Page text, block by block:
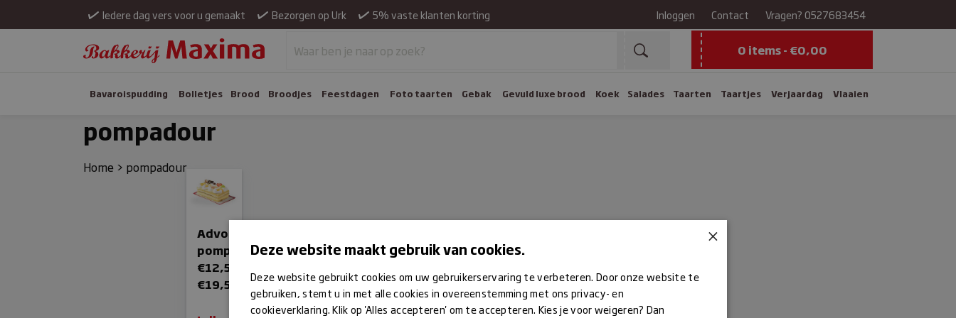
Iedere dag vers voor u gemaakt Bezorgen op Urk 5% vaste klanten korting Inloggen Contact Vragen? 0527683454
0 items - €0,00
Bavaroispudding Bolletjes Brood Broodjes Feestdagen Foto taarten Gebak Gevuld luxe brood Koek Salades Taarten Taartjes Verjaardag Vlaaien
pompadour
Home > pompadour
Advocaat
pompadour
€12,50
€19,50
Prijsklasse:
€12,50
×
Deze website maakt gebruik van cookies.
Deze website gebruikt cookies om uw gebruikerservaring te verbeteren. Door onze website te
gebruiken, stemt u in met alle cookies in overeenstemming met ons privacy- en
cookieverklaring. Klik op 'Alles accepteren' om te accepteren. Kies je voor weigeren? Dan